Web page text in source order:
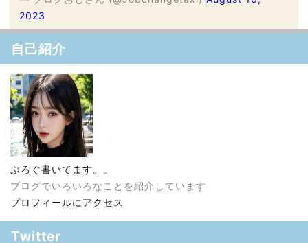
2023
自己紹介
ぶろぐ書いてます。。
ブログでいろいろなことを紹介しています
プロフィールにアクセス
Twitter